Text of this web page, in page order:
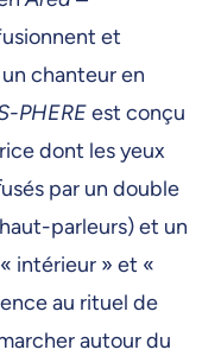
et
chanteur en
PHEREest conçu
dont les yeux
par un double
parleurs) et un
intérieur » et «
au rituel de
autour du